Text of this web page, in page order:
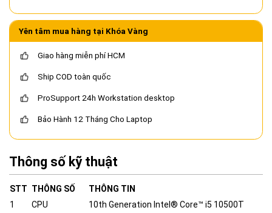
Yên tâm mua hàng tại Khóa Vàng
Giao hàng miễn phí HCM
Ship COD toàn quốc
ProSupport 24h Workstation desktop
Bảo Hành 12 Tháng Cho Laptop
Thông số kỹ thuật
STT THÔNG SỐ
THÔNG TIN
1
CPU
10th Generation Intel® Core™ i5 10500T